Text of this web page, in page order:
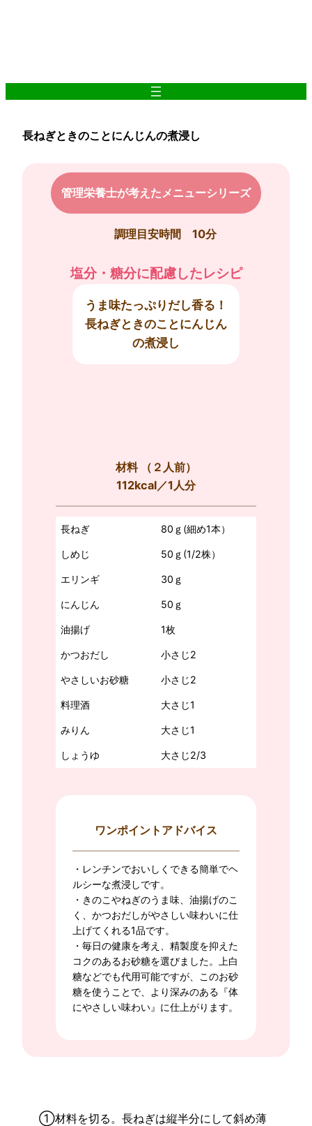
キ
長ねぎときのことにんじんの煮浸し
管理栄養士が考えたメニューシリーズ
調理目安時間 10分
塩分・糖分に配慮したレシピ
うま味たっぷりだし香る！
長ねぎときのことにんじん
の煮浸し
材料
（２人前）
112kcal／1人分
長ねぎ 80ｇ(細め1本）
しめじ 50ｇ(1/2株）
エリンギ 30ｇ
にんじん 50ｇ
油揚げ 1枚
かつおだし 小さじ2
やさしいお砂糖 小さじ2
料理酒 大さじ1
みりん 大さじ1
しょうゆ 大さじ2/3
ワンポイントアドバイス
・レンチンでおいしくできる簡単でヘ
ルシーな煮浸しです。
・きのこやねぎのうま味、油揚げのこ
く、かつおだしがやさしい味わいに仕
上げてくれる1品です。
・毎日の健康を考え、精製度を抑えた
コクのあるお砂糖を選びました。上白
糖などでも代用可能ですが、このお砂
糖を使うことで、より深みのある『体
にやさしい味わい』に仕上がります。
①材料を切る。長ねぎは縦半分にして斜め薄